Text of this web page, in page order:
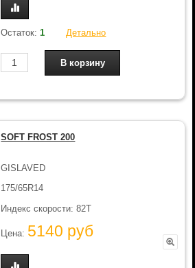
Остаток: 1 Детально
SOFT FROST 200
GISLAVED
175/65R14
Индекс скорости: 82T
Цена: 5140 руб